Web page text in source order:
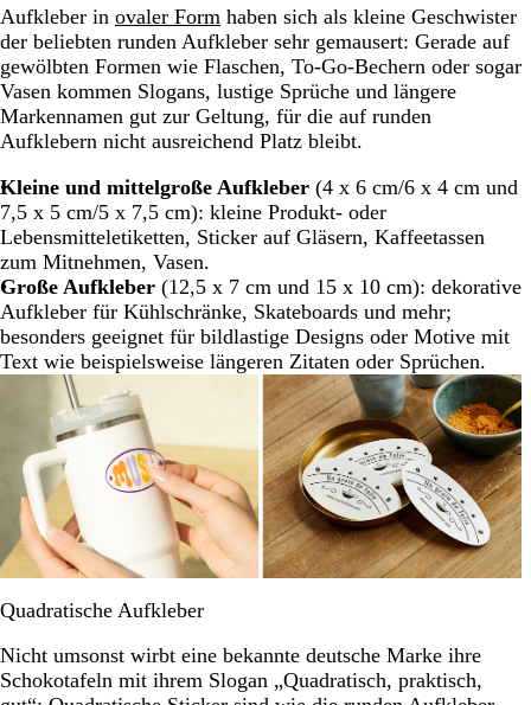
Aufkleber in ovaler Form haben sich als kleine Geschwister
der beliebten runden Aufkleber sehr gemausert: Gerade auf
gewölbten Formen wie Flaschen, To-Go-Bechern oder sogar
Vasen kommen Slogans, lustige Sprüche und längere
Markennamen gut zur Geltung, für die auf runden
Aufklebern nicht ausreichend Platz bleibt.
Kleine und mittelgroße Aufkleber (4 x 6 cm/6 x 4 cm und
7,5 x 5 cm/5 x 7,5 cm): kleine Produkt- oder
Lebensmitteletiketten, Sticker auf Gläsern, Kaffeetassen
zum Mitnehmen, Vasen.
Große Aufkleber (12,5 x 7 cm und 15 x 10 cm): dekorative
Aufkleber für Kühlschränke, Skateboards und mehr;
besonders geeignet für bildlastige Designs oder Motive mit
Text wie beispielsweise längeren Zitaten oder Sprüchen.
Quadratische Aufkleber
Nicht umsonst wirbt eine bekannte deutsche Marke ihre
Schokotafeln mit ihrem Slogan „Quadratisch, praktisch,